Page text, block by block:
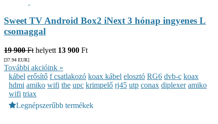
Sweet TV Android Box2 iNext 3 hónap ingyenes L
csomaggal
19 900 Ft helyett 13 900 Ft
[37.94 EUR]
További akcióink »
kábel erősítő f csatlakozó koax kábel elosztó RG6 dvb-c koax
hdmi amiko wifi the upc krimpelő rj45 utp conax diplexer amiko
wifi triax
Legnépszerűbb termékek